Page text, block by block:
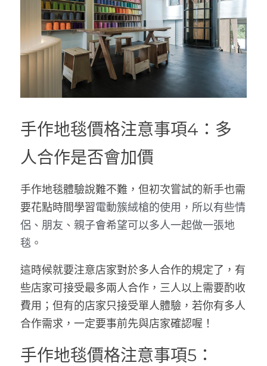
手作地毯價格注意事項4：多
人合作是否會加價
手作地毯體驗說難不難，但初次嘗試的新手也需
要花點時間學習電動簇絨槍的使用，所以有些情
侶、朋友、親子會希望可以多人一起做一張地
毯。
這時候就要注意店家對於多人合作的規定了，有
些店家可接受最多兩人合作，三人以上需要酌收
費用；但有的店家只接受單人體驗，若你有多人
合作需求，一定要事前先與店家確認喔！
手作地毯價格注意事項5：